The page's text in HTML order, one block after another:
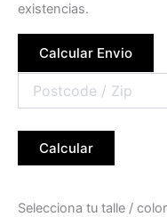
existencias.
Calcular Envio
Calcular
Selecciona tu talle /